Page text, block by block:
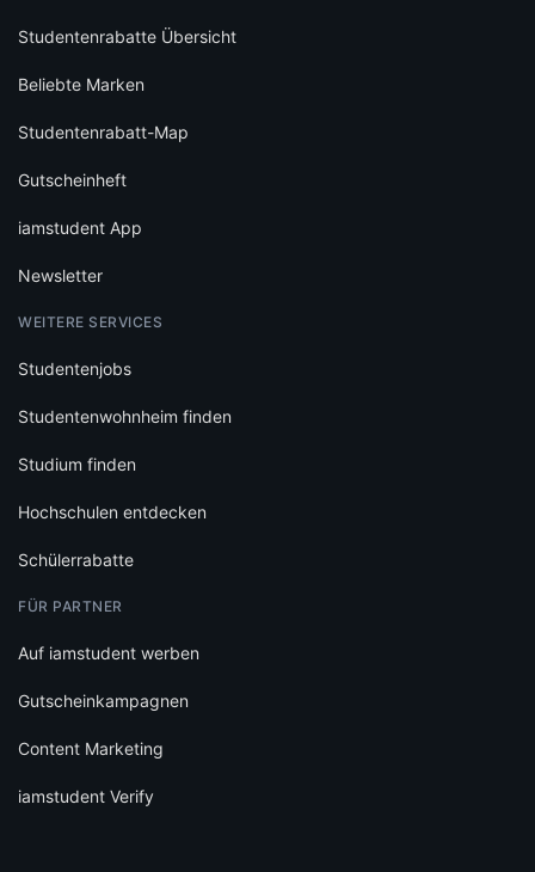
Studentenrabatte Übersicht
Beliebte Marken
Studentenrabatt-Map
Gutscheinheft
iamstudent App
Newsletter
WEITERE SERVICES
Studentenjobs
Studentenwohnheim finden
Studium finden
Hochschulen entdecken
Schülerrabatte
FÜR PARTNER
Auf iamstudent werben
Gutscheinkampagnen
Content Marketing
iamstudent Verify